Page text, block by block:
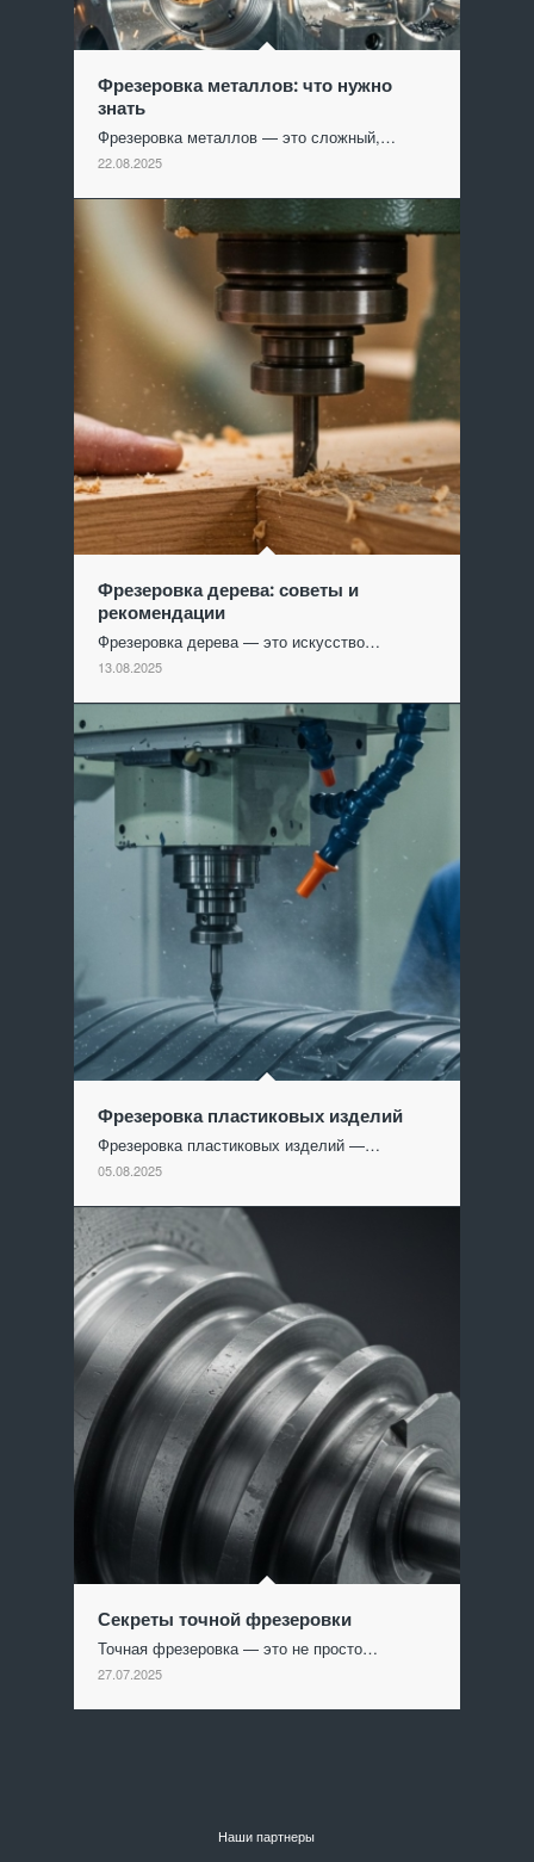
Фрезеровка металлов: что нужно
знать
Фрезеровка металлов — это сложный,…
22.08.2025
Фрезеровка дерева: советы и
рекомендации
Фрезеровка дерева — это искусство…
13.08.2025
Фрезеровка пластиковых изделий
Фрезеровка пластиковых изделий —…
05.08.2025
Секреты точной фрезеровки
Точная фрезеровка — это не просто…
27.07.2025
Наши партнеры